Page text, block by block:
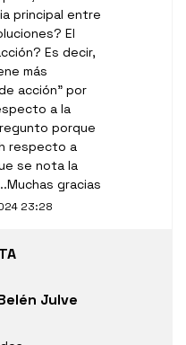
principal entre
El
Es decir,
más
acción" por
a la
porque
respecto a
se nota la
gracias
23:28
Julve